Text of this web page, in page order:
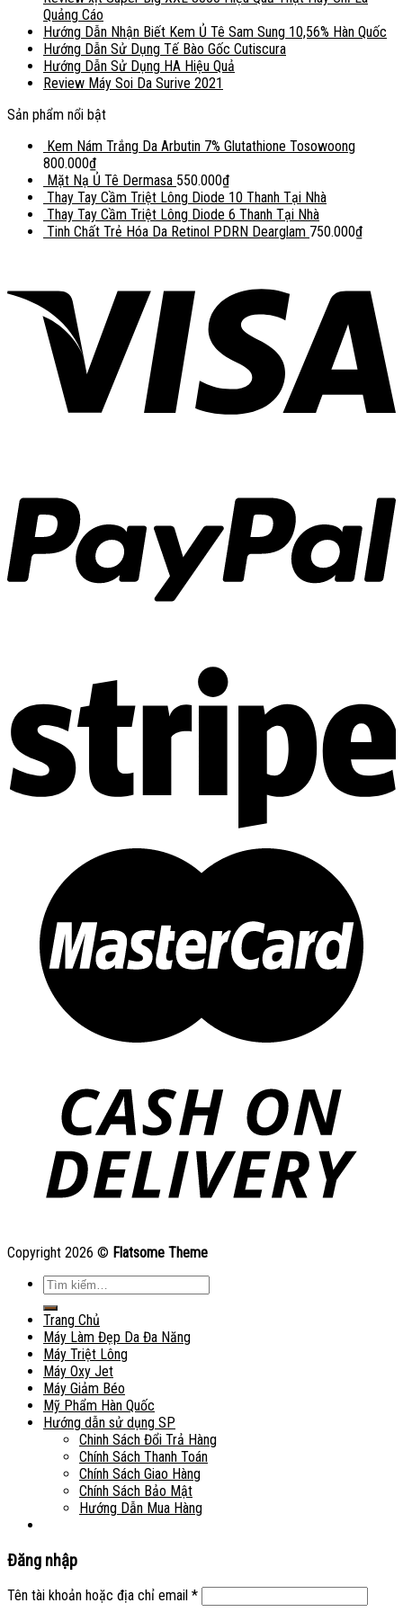
Quảng Cáo
Hướng Dẫn Nhận Biết Kem Ủ Tê Sam Sung 10,56% Hàn Quốc
Hướng Dẫn Sử Dụng Tế Bào Gốc Cutiscura
Hướng Dẫn Sử Dụng HA Hiệu Quả
Review Máy Soi Da Surive 2021
Sản phẩm nổi bật
Kem Nám Trắng Da Arbutin 7% Glutathione Tosowoong
800.000₫
Mặt Nạ Ủ Tê Dermasa 550.000₫
Thay Tay Cầm Triệt Lông Diode 10 Thanh Tại Nhà
Thay Tay Cầm Triệt Lông Diode 6 Thanh Tại Nhà
Tinh Chất Trẻ Hóa Da Retinol PDRN Dearglam 750.000₫
Copyright 2026 © Flatsome Theme
Tìm
kiếm:
Trang Chủ
Máy Làm Đẹp Da Đa Năng
Máy Triệt Lông
Máy Oxy Jet
Máy Giảm Béo
Mỹ Phẩm Hàn Quốc
Hướng dẫn sử dụng SP
Chinh Sách Đổi Trả Hàng
Chính Sách Thanh Toán
Chính Sách Giao Hàng
Chính Sách Bảo Mật
Hướng Dẫn Mua Hàng
Đăng nhập
Tên tài khoản hoặc địa chỉ email *